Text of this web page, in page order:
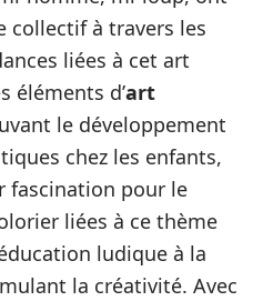
collectif à travers les
liées à cet art
éléments d’art
le développement
chez les enfants,
fascination pour le
liées à ce thème
ludique à la
la créativité. Avec